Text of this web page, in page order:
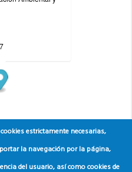
estrictamente necesarias,
la navegación por la página,
del usuario, así como cookies de